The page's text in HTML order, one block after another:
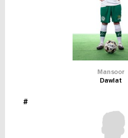
Mansoor
Dawlat
#